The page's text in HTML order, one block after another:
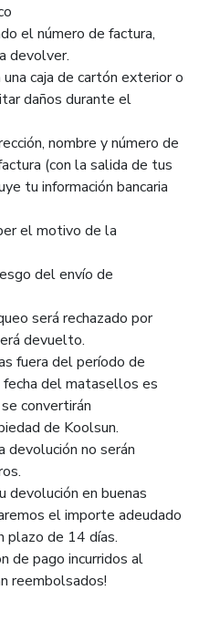
el número de factura,
devolver.
caja de cartón exterior o
daños durante el
nombre y número de
(con la salida de tus
tu información bancaria
el motivo de la
del envío de
será rechazado por
devuelto.
fuera del período de
del matasellos es
convertirán
de Koolsun.
devolución no serán
devolución en buenas
el importe adeudado
plazo de 14 días.
de pago incurridos al
reembolsados!